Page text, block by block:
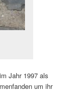
Jahr 1997 als
um ihr